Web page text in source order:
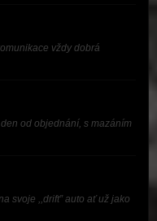
vždy dobrá
od objednání, s mazáním
svoje ,,drift” auto ať už jako